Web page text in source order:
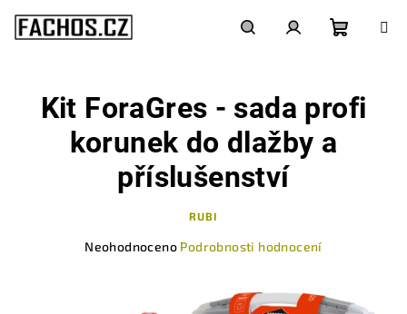
obsah
košík
Kit ForaGres - sada profi
korunek do dlažby a
příslušenství
RUBI
Neohodnoceno Podrobnosti hodnocení